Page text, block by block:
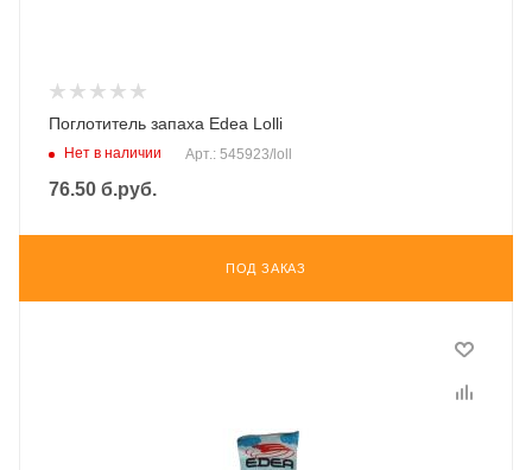
Поглотитель запаха Edea Lolli
Нет в наличии Арт.: 545923/loll
76.50 б.руб.
ПОД ЗАКАЗ